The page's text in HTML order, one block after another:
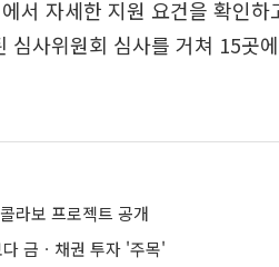
서 자세한 지원 요건을 확인
심사위원회 심사를 거쳐 15곳
라보 프로젝트 공개
금ㆍ채권 투자 '주목'